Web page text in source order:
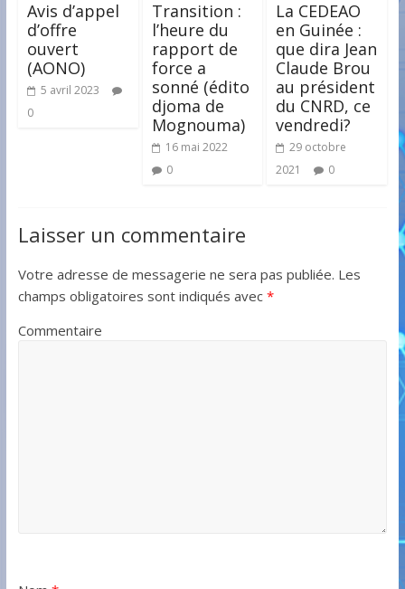
Avis d’appel
d’offre
ouvert
(AONO)
5 avril 2023
0
Transition :
l’heure du
rapport de
force a
sonné (édito
djoma de
Mognouma)
16 mai 2022
0
La CEDEAO
en Guinée :
que dira Jean
Claude Brou
au président
du CNRD, ce
vendredi?
29 octobre
2021
0
Laisser un commentaire
Votre adresse de messagerie ne sera pas publiée. Les
champs obligatoires sont indiqués avec *
Commentaire